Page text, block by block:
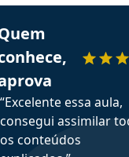
depoimento
Sergio
“Excelente essa aula,
consegui assimilar
os conteúdos